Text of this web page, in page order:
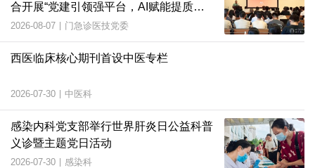
合开展“党建引领强平台，AI赋能提质
效”主题党日活动
2026-08-07 | 门急诊医技党委
西医临床核心期刊首设中医专栏
2026-07-30 | 中医科
感染内科党支部举行世界肝炎日公益科普
义诊暨主题党日活动
2026-07-30 | 感染科